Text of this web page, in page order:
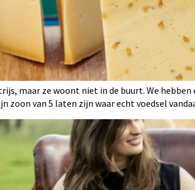
maar ze woont niet in de buurt. We
zoon van 5 laten zijn waar echt voedsel